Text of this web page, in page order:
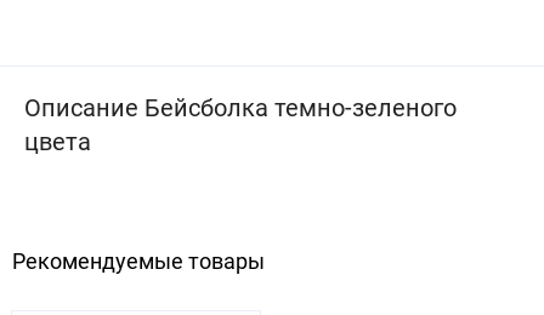
Описание Бейсболка темно-зеленого
цвета
Рекомендуемые товары